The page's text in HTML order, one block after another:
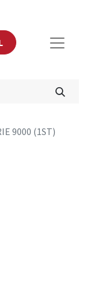
9000 (1ST)